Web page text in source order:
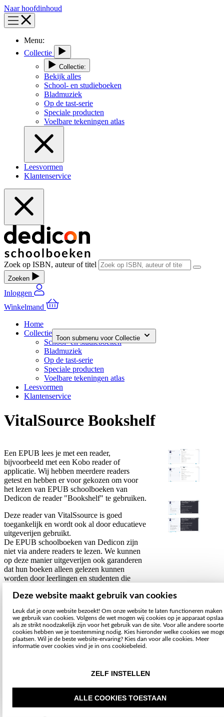
Deze website maakt gebruik van cookies
Leuk dat je onze website bezoekt! Om onze website te laten functioneren maken
we gebruik van cookies. Volgens de wet mogen wij cookies op je apparaat
als ze strikt noodzakelijk zijn voor het gebruik van de site. Voor alle andere
cookies hebben we je toestemming nodig. Kies hieronder welke cookies we
plaatsen. Wil je de beste website-ervaring? Kies dan voor alle cookies. Meer
informatie over cookies vind je in ons cookiebeleid.
ZELF INSTELLEN
ALLE COOKIES TOESTAAN
Naar hoofdinhoud
Menu:
Collectie
Collectie:
Bekijk alles
School- en studieboeken
Bladmuziek
Op de tast-serie
Speciale producten
Voelbare tekeningen atlas
Leesvormen
Klantenservice
Zoek op ISBN, auteur of titel
Zoeken
Inloggen
Winkelmand
Home
Collectie
Toon submenu voor Collectie
School- en studieboeken
Bladmuziek
Op de tast-serie
Speciale producten
Voelbare tekeningen atlas
Leesvormen
Klantenservice
VitalSource Bookshelf
Een EPUB lees je met een reader,
bijvoorbeeld met een Kobo reader of
applicatie. Wij hebben meerdere readers
getest en hebben er voor gekozen om voor
het lezen van EPUB schoolboeken van
Dedicon de reader "Bookshelf" te gebruiken.
Deze reader van VitalSsource is goed
toegankelijk en wordt ook al door educatieve
uitgeverijen gebruikt.
De EPUB schoolboeken van Dedicon zijn
niet via andere readers te lezen. We kunnen
op deze manier uitgeverijen ook garanderen
dat hun boeken alleen gelezen kunnen
worden door leerlingen en studenten die
Mogelijkheden VitalSource
Bookshelf
De Bookshelf reader kent veel (aanvullende)
het lettertype, de lettergrootte, de